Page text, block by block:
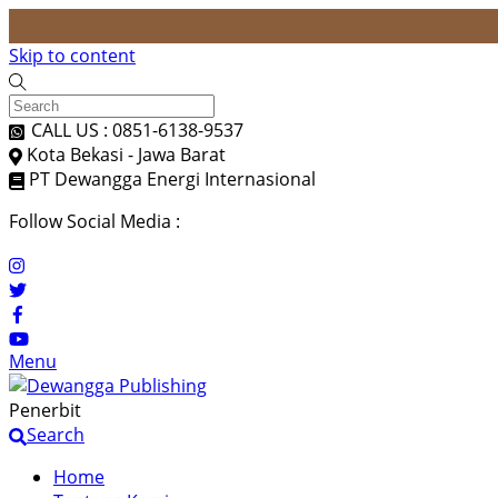
Skip to content
CALL US : 0851-6138-9537
Kota Bekasi - Jawa Barat
PT Dewangga Energi Internasional
Follow Social Media :
Menu
Penerbit
Search
Home